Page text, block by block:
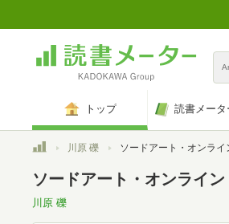
トップ 読書メータ
トップ川原 礫 ソードアート・オンライン プログレッ
ソードアート・オンライ
川原 礫